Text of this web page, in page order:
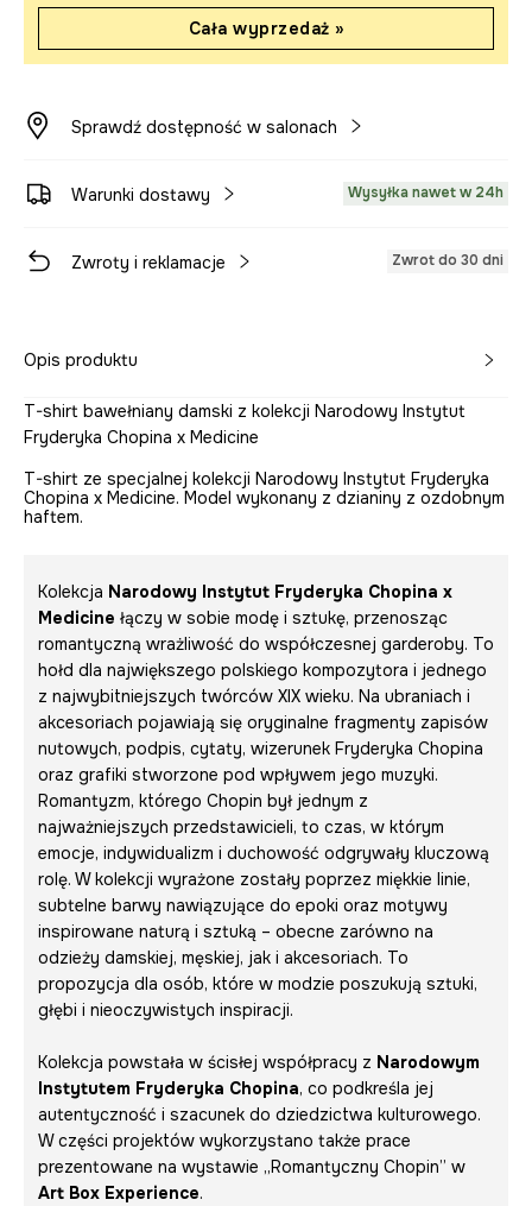
Cała wyprzedaż »
Sprawdź dostępność w salonach
Warunki dostawy Wysyłka nawet w 24h
Zwroty i reklamacje Zwrot do 30 dni
Opis produktu
T-shirt bawełniany damski z kolekcji Narodowy Instytut
Fryderyka Chopina x Medicine
T-shirt ze specjalnej kolekcji Narodowy Instytut Fryderyka
Chopina x Medicine. Model wykonany z dzianiny z ozdobnym
haftem.
Kolekcja Narodowy Instytut Fryderyka Chopina x
Medicine łączy w sobie modę i sztukę, przenosząc
romantyczną wrażliwość do współczesnej garderoby. To
hołd dla największego polskiego kompozytora i jednego
z najwybitniejszych twórców XIX wieku. Na ubraniach i
akcesoriach pojawiają się oryginalne fragmenty zapisów
nutowych, podpis, cytaty, wizerunek Fryderyka Chopina
oraz grafiki stworzone pod wpływem jego muzyki.
Romantyzm, którego Chopin był jednym z
najważniejszych przedstawicieli, to czas, w którym
emocje, indywidualizm i duchowość odgrywały kluczową
rolę. W kolekcji wyrażone zostały poprzez miękkie linie,
subtelne barwy nawiązujące do epoki oraz motywy
inspirowane naturą i sztuką – obecne zarówno na
odzieży damskiej, męskiej, jak i akcesoriach. To
propozycja dla osób, które w modzie poszukują sztuki,
głębi i nieoczywistych inspiracji.
Kolekcja powstała w ścisłej współpracy z Narodowym
Instytutem Fryderyka Chopina, co podkreśla jej
autentyczność i szacunek do dziedzictwa kulturowego.
W części projektów wykorzystano także prace
prezentowane na wystawie „Romantyczny Chopin” w
Art Box Experience.